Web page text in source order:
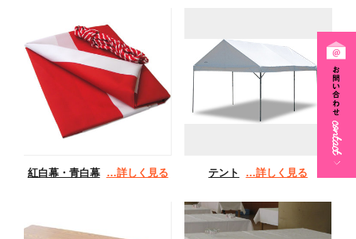
紅白幕・青白幕 …詳しく見る テント …詳しく見る